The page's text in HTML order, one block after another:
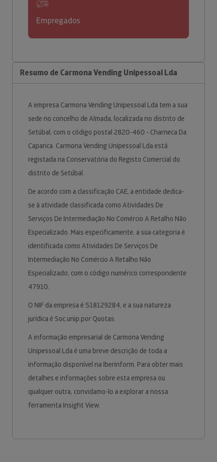
Empregados
Resumo de Carmona Vending Unipessoal Lda
A empresa Carmona Vending Unipessoal Lda tem a sua
sede no concelho de Almada, localizada no distrito de
Setúbal, com o código postal 2820-460 - Charneca Da
Caparica. Carmona Vending Unipessoal Lda está
registada na Conservatória do Registo Comercial do
distrito de Setúbal.
De acordo com a classificação CAE, a entidade dedica-
se à atividade classificada como Atividades De
Serviços De Intermediação No Comércio A Retalho Não
Especializado. Mais especificamente, a sua categoria é
identificada como Atividades De Serviços De
Intermediação No Comércio A Retalho Não
Especializado, com o código numérico correspondente
47910.
O NIF da empresa é 518129284, e a sua natureza
jurídica é Soc.unip.por Quotas.
A informação empresarial de Carmona Vending
Unipessoal Lda é uma breve descrição de toda a
informação disponível na Iberinform. Para obter mais
detalhes e informações sobre esta empresa ou
qualquer outra, convidamo-lo a explorar a nossa
ferramenta Insight View.